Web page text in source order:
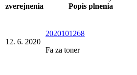
zverejnenia
Popis plnenia
12. 6. 2020
2020101268
Fa za toner